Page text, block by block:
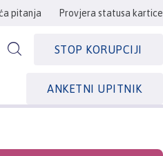
pitanja Provjera statusa kartice
STOP KORUPCIJI
ANKETNI UPITNIK